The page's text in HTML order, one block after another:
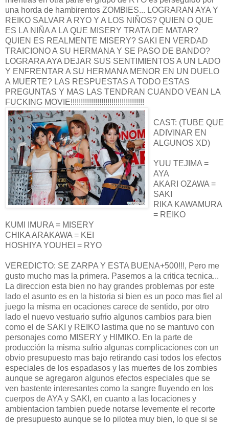
una horda de hambirentos ZOMBIES... LOGRARAN AYA Y
REIKO SALVAR A RYO Y A LOS NIÑOS? QUIEN O QUE
ES LA NIÑA A LA QUE MISERY TRATA DE MATAR?
QUIEN ES REALMENTE MISERY? SAKI EN VERDAD
TRAICIONO A SU HERMANA Y SE PASO DE BANDO?
LOGRARA AYA DEJAR SUS SENTIMIENTOS A UN LADO
Y ENFRENTAR A SU HERMANA MENOR EN UN DUELO
A MUERTE? LAS RESPUESTAS A TODO ESTAS
PREGUNTAS Y MAS LAS TENDRAN CUANDO VEAN LA
FUCKING MOVIE!!!!!!!!!!!!!!!!!!!!!!!!!!!!!!!!!!!!
CAST: (TUBE QUE
ADIVINAR EN
ALGUNOS XD)
YUU TEJIMA =
AYA
AKARI OZAWA =
SAKI
RIKA KAWAMURA
= REIKO
KUMI IMURA = MISERY
CHIKA ARAKAWA = KEI
HOSHIYA YOUHEI = RYO
VEREDICTO: SE ZARPA Y ESTA BUENA+500!!!, Pero me
gusto mucho mas la primera. Pasemos a la critica tecnica...
La direccion esta bien no hay grandes problemas por este
lado el asunto es en la historia si bien es un poco mas fiel al
juego la misma en ocaciones carece de sentido, por otro
lado el nuevo vestuario sufrio algunos cambios para bien
como el de SAKI y REIKO lastima que no se mantuvo con
personajes como MISERY y HIMIKO. En la parte de
producción la misma sufrio algunas complicaciones con un
obvio presupuesto mas bajo retirando casi todos los efectos
especiales de los espadasos y las muertes de los zombies
aunque se agregaron algunos efectos especiales que se
ven bastente interesantes como la sangre fluyendo en los
cuerpos de AYA y SAKI, en cuanto a las locaciones y
ambientacion tambien puede notarse levemente el recorte
de presupuesto aunque se lo pilotea muy bien, lo que si se